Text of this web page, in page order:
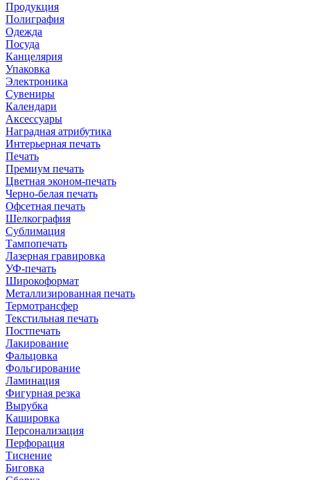
Продукция
Полиграфия
Одежда
Посуда
Канцелярия
Упаковка
Электроника
Сувениры
Календари
Аксессуары
Наградная атрибутика
Интерьерная печать
Печать
Премиум печать
Цветная эконом-печать
Черно-белая печать
Офсетная печать
Шелкография
Сублимация
Тампопечать
Лазерная гравировка
УФ-печать
Широкоформат
Металлизированная печать
Термотрансфер
Текстильная печать
Постпечать
Лакирование
Фальцовка
Фольгирование
Ламинация
Фигурная резка
Вырубка
Кашировка
Персонализация
Перфорация
Тиснение
Биговка